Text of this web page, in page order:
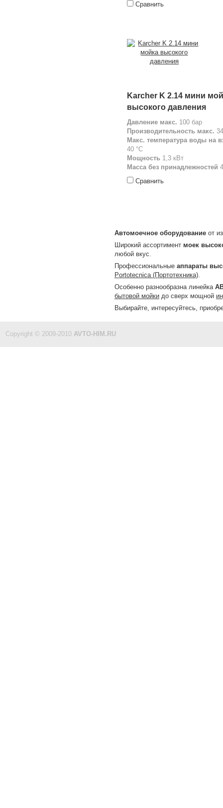
Сравнить
Karcher K 2.14 мини
высокого давления
Давление макс. 100 бар
Производительность макс.
Макс. температура воды на
40 °С
Мощность 1,3 кВт
Масса без принадлежностей
Сравнить
Автомоечное оборудование от
Широкий ассортимент моек
любой вкус.
Профессиональные аппараты
Portotecnica (Портотехника).
Особенно разнообразна линейка
бытовой мойки до сверх мощной
Выбирайте, интересуйтесь,
Copyright © 2009-2010 AVTO-HIM.RU